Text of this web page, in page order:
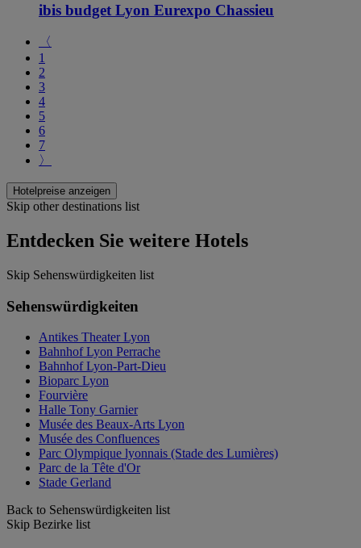
ibis budget Lyon Eurexpo Chassieu
〈
1
2
3
4
5
6
7
〉
Hotelpreise anzeigen
Skip other destinations list
Entdecken Sie weitere Hotels
Skip Sehenswürdigkeiten list
Sehenswürdigkeiten
Antikes Theater Lyon
Bahnhof Lyon Perrache
Bahnhof Lyon-Part-Dieu
Bioparc Lyon
Fourvière
Halle Tony Garnier
Musée des Beaux-Arts Lyon
Musée des Confluences
Parc Olympique lyonnais (Stade des Lumières)
Parc de la Tête d'Or
Stade Gerland
Back to Sehenswürdigkeiten list
Skip Bezirke list